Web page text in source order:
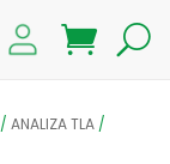
/ANALIZA TLA /